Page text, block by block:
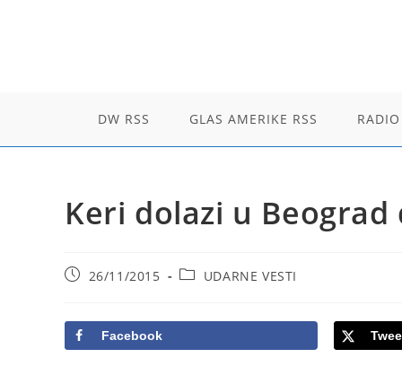
DW RSS GLAS AMERIKE RSS
Keri dolazi u
Post26/11/2015
PostUDARNE VESTI
Facebook